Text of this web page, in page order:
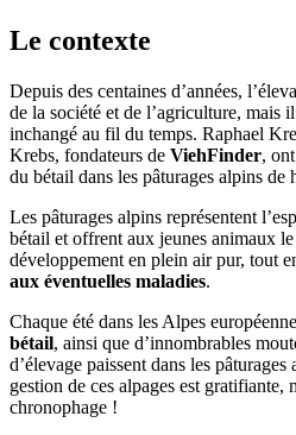
Le contexte
Depuis des centaines d’années,
de la société et de l’agriculture, mais
inchangé au fil du temps. Raphael
Krebs, fondateurs de ViehFinder,
du bétail dans les pâturages alpins de
Les pâturages alpins représentent
bétail et offrent aux jeunes animaux
développement en plein air pur, tout
aux éventuelles maladies.
Chaque été dans les Alpes
bétail, ainsi que d’innombrables
d’élevage paissent dans les
gestion de ces alpages est gratifiante,
chronophage !